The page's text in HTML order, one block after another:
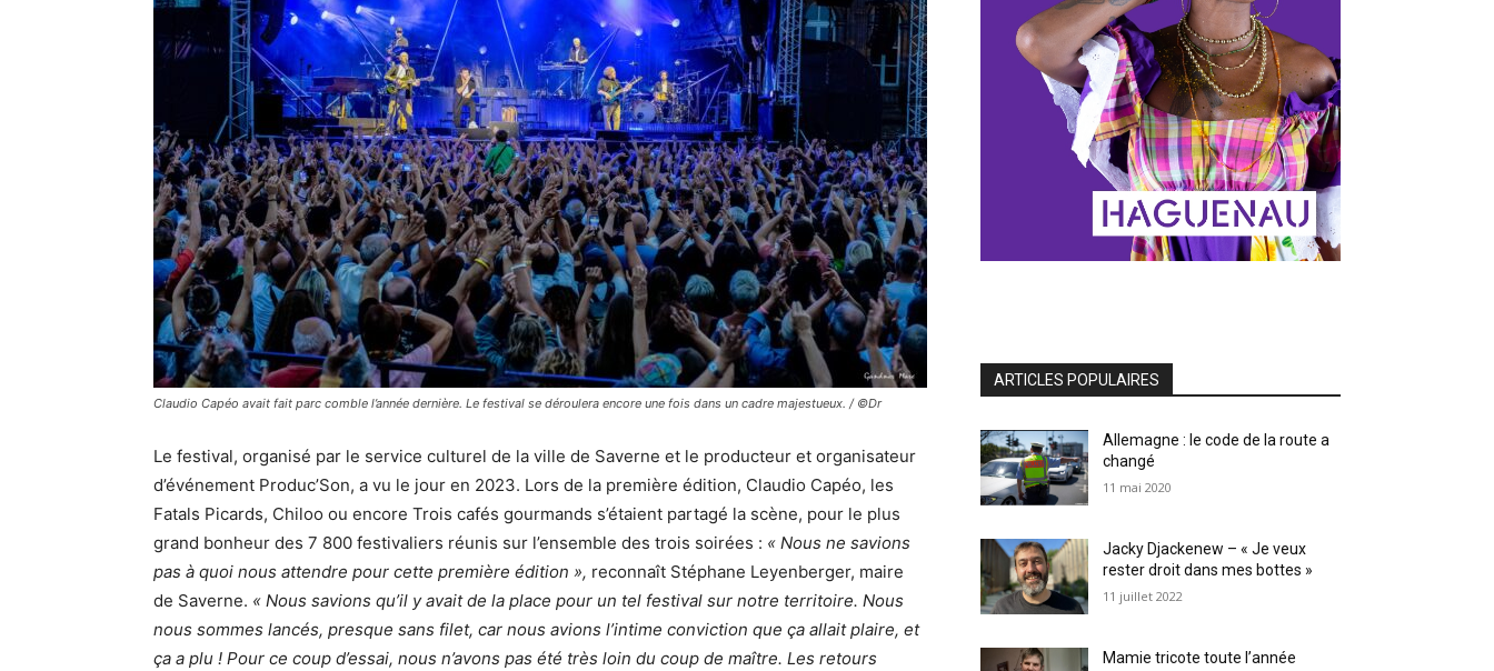
Claudio Capéo avait fait parc comble l’année dernière. Le festival se déroulera encore une fois dans un cadre majestueux. / ©Dr
Le festival, organisé par le service culturel de la ville de Saverne et le producteur et organisateur
d’événement Produc’Son, a vu le jour en 2023. Lors de la première édition, Claudio Capéo, les
Fatals Picards, Chiloo ou encore Trois cafés gourmands s’étaient partagé la scène, pour le plus
grand bonheur des 7 800 festivaliers réunis sur l’ensemble des trois soirées : « Nous ne savions
pas à quoi nous attendre pour cette première édition », reconnaît Stéphane Leyenberger, maire
de Saverne. « Nous savions qu’il y avait de la place pour un tel festival sur notre territoire. Nous
nous sommes lancés, presque sans filet, car nous avions l’intime conviction que ça allait plaire, et
ça a plu ! Pour ce coup d’essai, nous n’avons pas été très loin du coup de maître. Les retours
ARTICLES POPULAIRES
Allemagne : le code de la route a
changé
11 mai 2020
Jacky Djackenew – « Je veux
rester droit dans mes bottes »
11 juillet 2022
Mamie tricote toute l’année